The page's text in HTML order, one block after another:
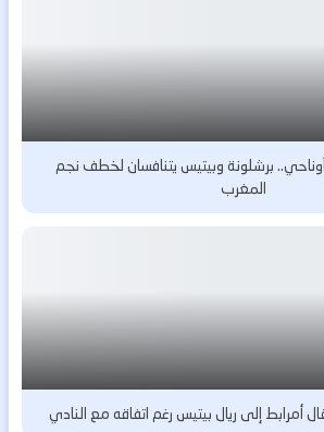
برشلونة وبيتيس يتنافسان لخطف نجم
المغرب
أمرابط إلى ريال بيتيس رغم اتفاقه مع النادي